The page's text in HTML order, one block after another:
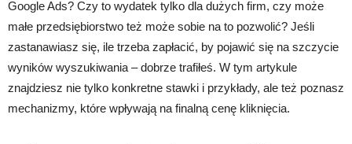
Google Ads? Czy to wydatek tylko dla dużych firm, czy może
małe przedsiębiorstwo też może sobie na to pozwolić? Jeśli
zastanawiasz się, ile trzeba zapłacić, by pojawić się na szczycie
wyników wyszukiwania – dobrze trafiłeś. W tym artykule
znajdziesz nie tylko konkretne stawki i przykłady, ale też poznasz
mechanizmy, które wpływają na finalną cenę kliknięcia.